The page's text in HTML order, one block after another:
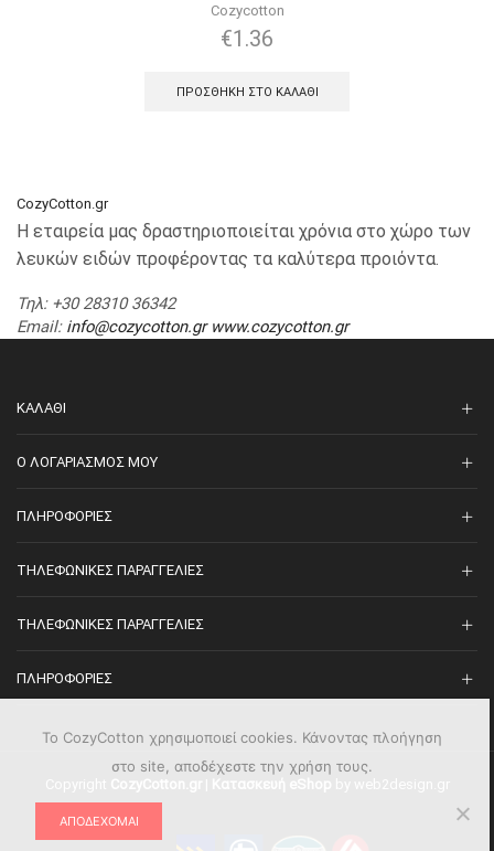
Cozycotton
€1.36
ΠΡΟΣΘΉΚΗ ΣΤΟ ΚΑΛΆΘΙ
CozyCotton.gr
Η εταιρεία μας δραστηριοποιείται χρόνια στο χώρο των
λευκών ειδών προφέροντας τα καλύτερα προιόντα.
Τηλ: +30 28310 36342
Email: info@cozycotton.gr www.cozycotton.gr
ΚΑΛΆΘΙ
O ΛΟΓΑΡΙΑΣΜΌΣ ΜΟΥ
ΠΛΗΡΟΦΟΡΊΕΣ
ΤΗΛΕΦΩΝΙΚΈΣ ΠΑΡΑΓΓΕΛΊΕΣ
ΤΗΛΕΦΩΝΙΚΈΣ ΠΑΡΑΓΓΕΛΊΕΣ
ΠΛΗΡΟΦΟΡΊΕΣ
Το CozyCotton χρησιμοποιεί cookies. Κάνοντας πλοήγηση
στο site, αποδέχεστε την χρήση τους.
ΑΠΟΔΈΧΟΜΑΙ